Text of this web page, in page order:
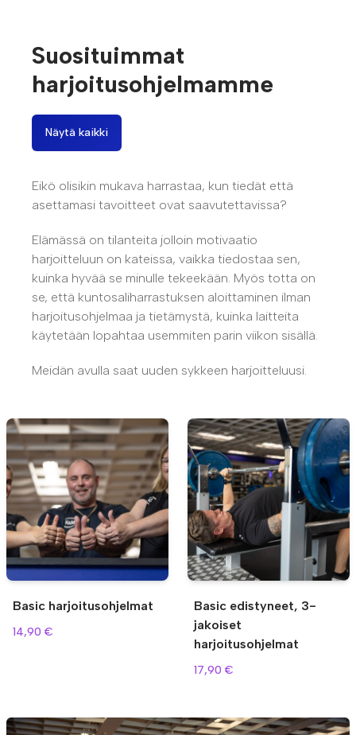
Suosituimmat
harjoitusohjelmamme
Näytä kaikki
Eikö olisikin mukava harrastaa, kun tiedät että
asettamasi tavoitteet ovat saavutettavissa?
Elämässä on tilanteita jolloin motivaatio
harjoitteluun on kateissa, vaikka tiedostaa sen,
kuinka hyvää se minulle tekeekään. Myös totta on
se, että kuntosaliharrastuksen aloittaminen ilman
harjoitusohjelmaa ja tietämystä, kuinka laitteita
käytetään lopahtaa usemmiten parin viikon sisällä.
Meidän avulla saat uuden sykkeen harjoitteluusi.
Basic harjoitusohjelmat
14,90 €
Basic edistyneet, 3-
jakoiset
harjoitusohjelmat
17,90 €